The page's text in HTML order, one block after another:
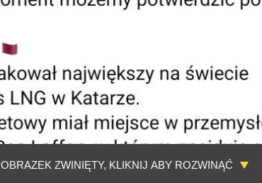
OBRAZEK ZWINIĘTY, KLIKNIJ ABY ROZWINĄĆ